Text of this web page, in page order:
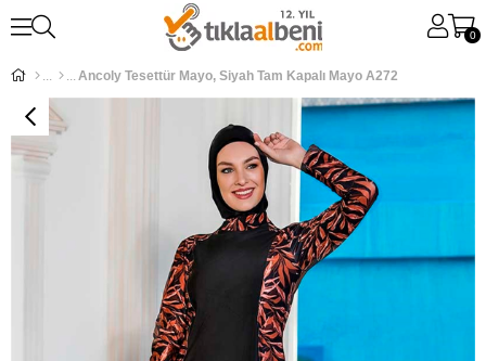
0
Ancoly Tesettür Mayo, Siyah Tam Kapalı Mayo A272